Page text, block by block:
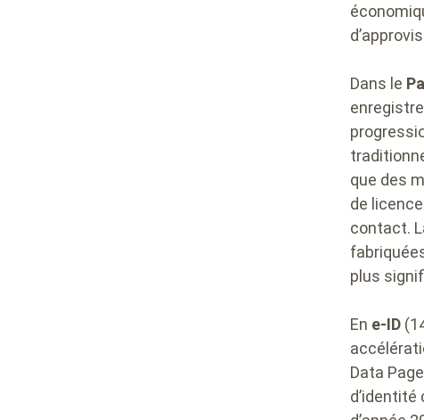
Dans le
que des
de
contact.
plus
En e-ID
Data